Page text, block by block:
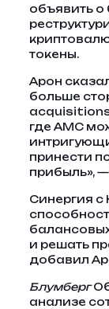
объявить
токены.
Арон
больше
где AMC
принести
прибыль»,
Синергия с
и решать
добавил
Блумберг
анализе